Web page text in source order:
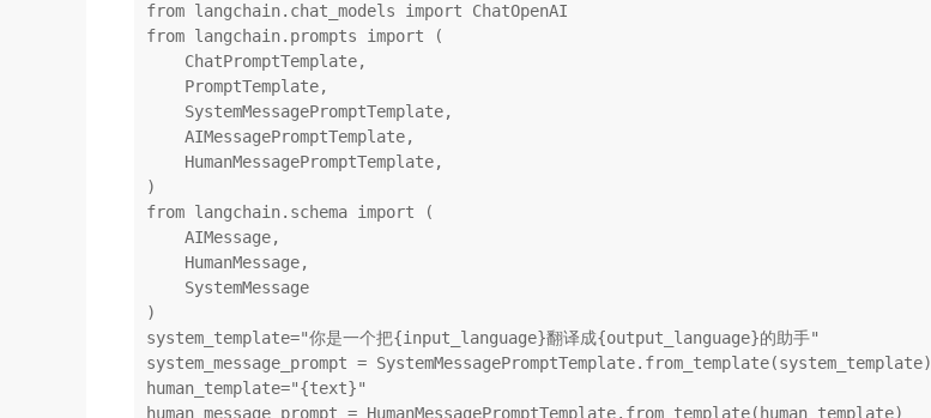
from langchain.chat_models import
from langchain.prompts import (
ChatPromptTemplate,
PromptTemplate,
SystemMessagePromptTemplate,
AIMessagePromptTemplate,
HumanMessagePromptTemplate,
from langchain.schema import (
AIMessage,
HumanMessage,
SystemMessage
)
system_template="你是一个把{input_language}翻译成{output_language}的助手"
system_message_prompt = SystemMessagePromptTemplate.from_template(system_template)
human_template="{text}"
human_message_prompt = HumanMessagePromptTemplate.from_template(human_template)